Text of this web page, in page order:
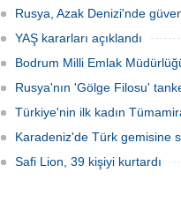
Rusya, Azak Denizi'nde
YAŞ kararları açıklandı
Bodrum Milli Emlak
Rusya'nın 'Gölge Filosu'
Türkiye'nin ilk kadın
Karadeniz'de Türk gemisine
Safi Lion, 39 kişiyi kurtardı